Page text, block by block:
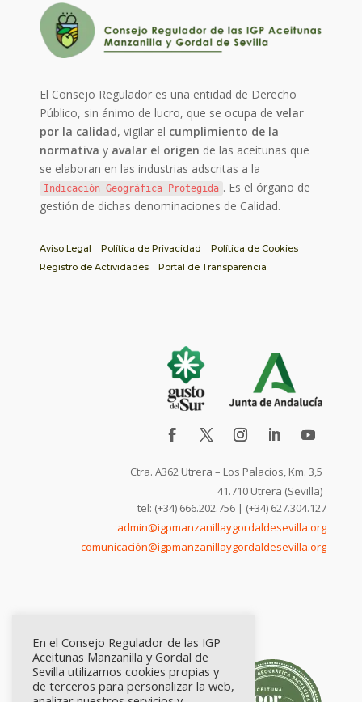
El Consejo Regulador es una entidad de Derecho
Público, sin ánimo de lucro, que se ocupa develar
por la calidad, vigilar el cumplimiento de la
normativa y avalar el origen de las aceitunas que
se elaboran en las industrias adscritas a la
Indicación Geográfica Protegida . Es el órgano de
gestión de dichas denominaciones de Calidad.
Aviso Legal Política de Privacidad
Política de Cookies
Registro de Actividades
Portal de Transparencia
Ctra. A362 Utrera – Los Palacios, Km. 3,5
41.710 Utrera (Sevilla)
tel: (+34) 666.202.756 | (+34) 627.304.127
admin@igpmanzanillaygordaldesevilla.org
comunicación@igpmanzanillaygordaldesevilla.org
En el Consejo Regulador de las IGP
Aceitunas Manzanilla y Gordal de
Sevilla utilizamos cookies propias y
de terceros para personalizar la web,